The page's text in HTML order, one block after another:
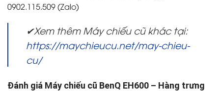
0902.115.509 (Zalo)
✔Xem thêm Máy chiếu cũ khác tại:
https://maychieucu.net/may-chieu-
cu/
Đánh giá Máy chiếu cũ BenQ EH600 – Hàng trưng